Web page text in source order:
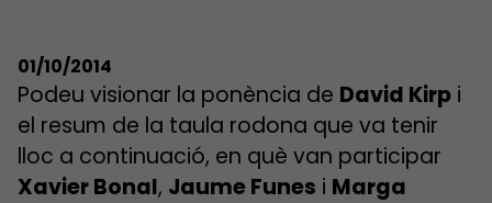
01/10/2014
Podeu visionar la ponència de David Kirp i
el resum de la taula rodona que va tenir
lloc a continuació, en què van participar
Xavier Bonal, Jaume Funes i Marga